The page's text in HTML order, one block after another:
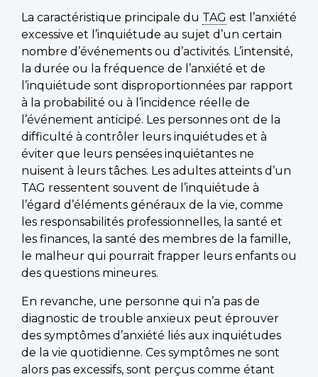
La caractéristique principale du TAG est l’anxiété
excessive et l’inquiétude au sujet d’un certain
nombre d’événements ou d’activités. L’intensité,
la durée ou la fréquence de l’anxiété et de
l’inquiétude sont disproportionnées par rapport
à la probabilité ou à l’incidence réelle de
l’événement anticipé. Les personnes ont de la
difficulté à contrôler leurs inquiétudes et à
éviter que leurs pensées inquiétantes ne
nuisent à leurs tâches. Les adultes atteints d’un
TAG ressentent souvent de l’inquiétude à
l’égard d’éléments généraux de la vie, comme
les responsabilités professionnelles, la santé et
les finances, la santé des membres de la famille,
le malheur qui pourrait frapper leurs enfants ou
des questions mineures.
En revanche, une personne qui n’a pas de
diagnostic de trouble anxieux peut éprouver
des symptômes d’anxiété liés aux inquiétudes
de la vie quotidienne. Ces symptômes ne sont
alors pas excessifs, sont perçus comme étant